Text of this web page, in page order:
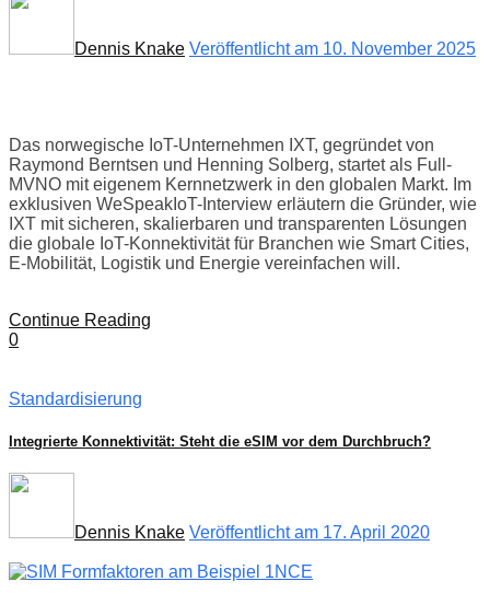
Dennis Knake Veröffentlicht am 10. November 2025
Das norwegische IoT-Unternehmen IXT, gegründet von
Raymond Berntsen und Henning Solberg, startet als Full-
MVNO mit eigenem Kernnetzwerk in den globalen Markt. Im
exklusiven WeSpeakIoT-Interview erläutern die Gründer, wie
IXT mit sicheren, skalierbaren und transparenten Lösungen
die globale IoT-Konnektivität für Branchen wie Smart Cities,
E-Mobilität, Logistik und Energie vereinfachen will.
Continue Reading
0
Standardisierung
Integrierte Konnektivität: Steht die eSIM vor dem Durchbruch?
Dennis Knake Veröffentlicht am 17. April 2020